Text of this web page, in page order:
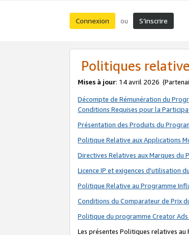
Connexion ou S’inscrire
Politiques
Mises à jour: 14 avril 2026
Décompte de Rémunération du
Conditions Requises pour la
Présentation des Produits du
Politique Relative aux Applications
Directives Relatives aux Marques du
Licence IP et exigences d'utilisation
Politique Relative au Programme
Conditions du Comparateur de Prix
Politique du programme Creator
Les présentes Politiques relatives au